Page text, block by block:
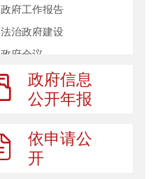
政府工作报告
法治政府建设
政府会议
行政权力
权责清单
市场监督管理
“双随机、一公开”
政府信息
公开年报
依申请公
开